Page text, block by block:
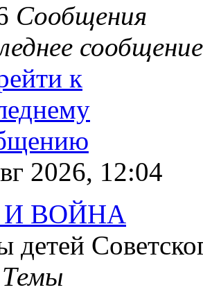
Сообщения
сообщение
2026, 12:04
И ВОЙНА
детей
Темы